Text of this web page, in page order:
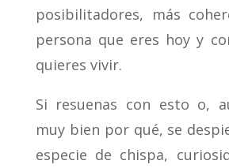
posibilitadores, más
persona que eres hoy y
quieres vivir.
Si resuenas con esto o,
muy bien por qué, se
especie de chispa,